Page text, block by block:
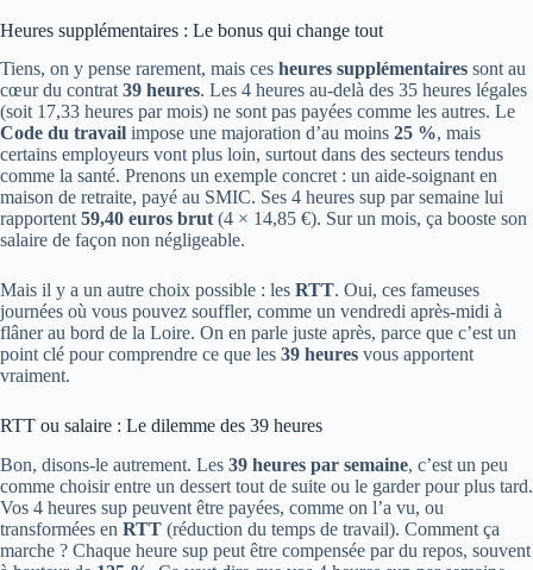
Heures supplémentaires : Le bonus qui change tout
Tiens, on y pense rarement, mais ces heures supplémentaires sont au
cœur du contrat39 heures. Les 4 heures au-delà des 35 heures légales
(soit 17,33 heures par mois) ne sont pas payées comme les autres. Le
Code du travail impose une majoration d’au moins 25 %, mais
certains employeurs vont plus loin, surtout dans des secteurs tendus
comme la santé. Prenons un exemple concret : un aide-soignant en
maison de retraite, payé au SMIC. Ses 4 heures sup par semaine lui
rapportent59,40 euros brut(4 × 14,85 €). Sur un mois, ça booste son
salaire de façon non négligeable.
Mais il y a un autre choix possible : les RTT. Oui, ces fameuses
journées où vous pouvez souffler, comme un vendredi après-midi à
flâner au bord de la Loire. On en parle juste après, parce que c’est un
point clé pour comprendre ce que les 39 heures vous apportent
vraiment.
RTT ou salaire : Le dilemme des 39 heures
Bon, disons-le autrement. Les 39 heures par semaine, c’est un peu
comme choisir entre un dessert tout de suite ou le garder pour plus tard.
Vos 4 heures sup peuvent être payées, comme on l’a vu, ou
transformées en RTT (réduction du temps de travail). Comment ça
marche ? Chaque heure sup peut être compensée par du repos, souvent